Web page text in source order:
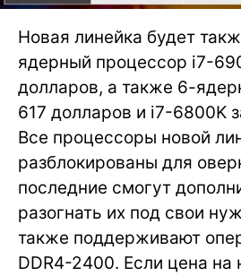
Новая линейка будет
ядерный процессор i7-
долларов, а также 6-
617 долларов и i7-6800K
Все процессоры новой
разблокированы для
последние смогут
разогнать их под свои
также поддерживают
DDR4-2400. Если цена на